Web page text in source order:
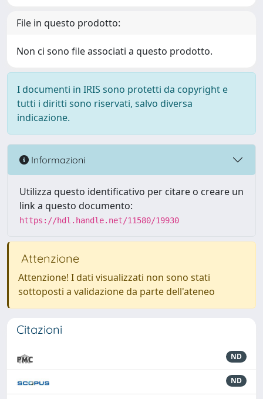
File in questo prodotto:
Non ci sono file associati a questo prodotto.
I documenti in IRIS sono protetti da copyright e
tutti i diritti sono riservati, salvo diversa
indicazione.
Informazioni
Utilizza questo identificativo per citare o creare un
link a questo documento:
https://hdl.handle.net/11580/19930
Attenzione
Attenzione! I dati visualizzati non sono stati
sottoposti a validazione da parte dell'ateneo
Citazioni
ND
ND